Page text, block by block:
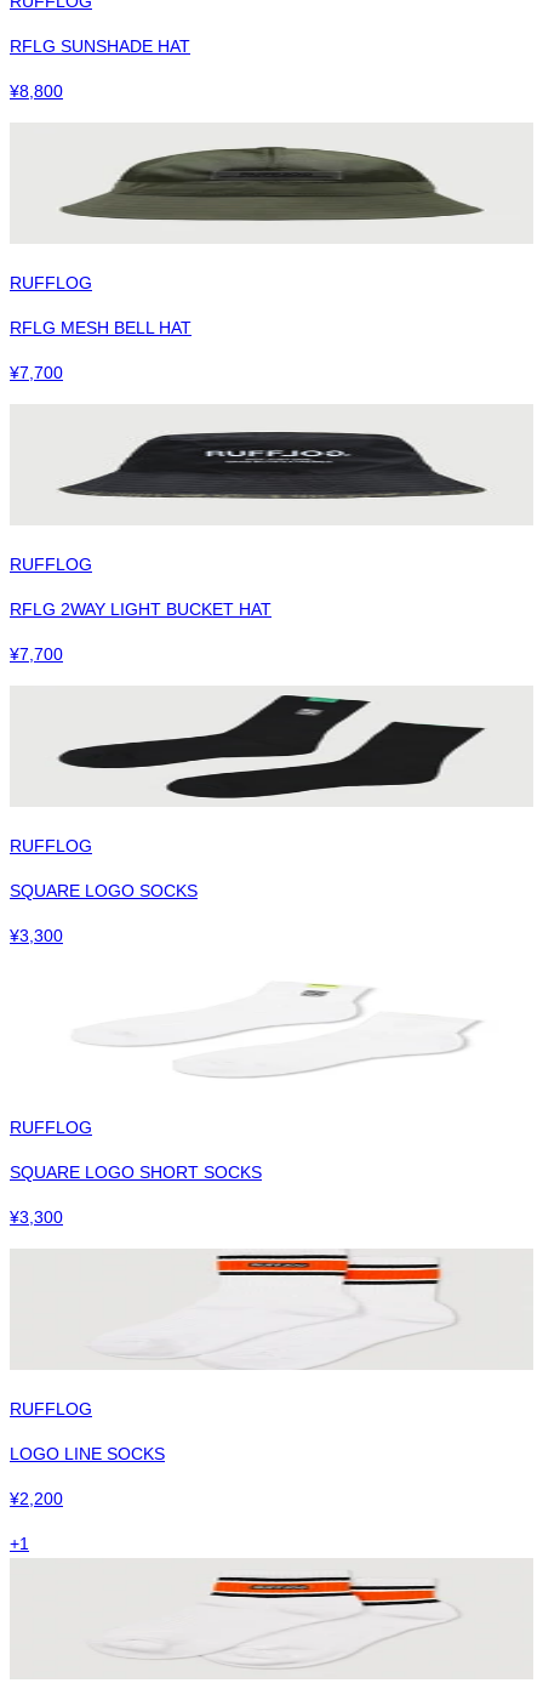
RFLG SUNSHADE HAT
¥8,800
RUFFLOG
RFLG MESH BELL HAT
¥7,700
RUFFLOG
RFLG 2WAY LIGHT BUCKET HAT
¥7,700
RUFFLOG
SQUARE LOGO SOCKS
¥3,300
RUFFLOG
SQUARE LOGO SHORT SOCKS
¥3,300
RUFFLOG
LOGO LINE SOCKS
¥2,200
+1